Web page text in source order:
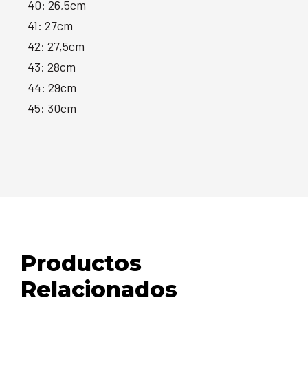
40: 26,5cm
41: 27cm
42: 27,5cm
43: 28cm
44: 29cm
45: 30cm
Productos
Relacionados